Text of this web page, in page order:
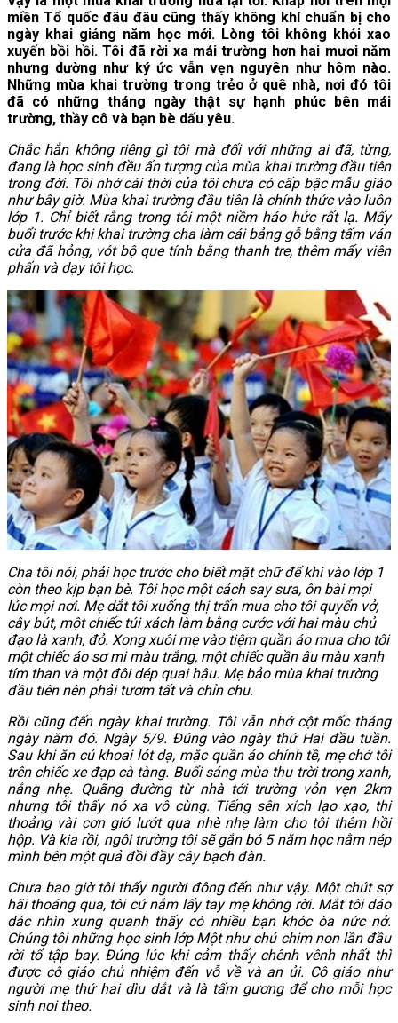
miền Tổ quốc đâu đâu cũng thấy không khí chuẩn bị cho
ngày khai giảng năm học mới. Lòng tôi không khỏi xao
xuyến bồi hồi. Tôi đã rời xa mái trường hơn hai mươi năm
nhưng dường như ký ức vẫn vẹn nguyên như hôm nào.
Những mùa khai trường trong trẻo ở quê nhà, nơi đó tôi
đã có những tháng ngày thật sự hạnh phúc bên mái
trường, thầy cô và bạn bè dấu yêu.
Chắc hẳn không riêng gì tôi mà đối với những ai đã, từng,
đang là học sinh đều ấn tượng của mùa khai trường đầu tiên
trong đời. Tôi nhớ cái thời của tôi chưa có cấp bậc mẫu giáo
như bây giờ. Mùa khai trường đầu tiên là chính thức vào luôn
lớp 1. Chỉ biết rằng trong tôi một niềm háo hức rất lạ. Mấy
buổi trước khi khai trường cha làm cái bảng gỗ bằng tấm ván
cửa đã hỏng, vót bộ que tính bằng thanh tre, thêm mấy viên
phấn và dạy tôi học.
Cha tôi nói, phải học trước cho biết mặt chữ để khi vào lớp 1
còn theo kịp bạn bè. Tôi học một cách say sưa, ôn bài mọi
lúc mọi nơi. Mẹ dắt tôi xuống thị trấn mua cho tôi quyển vở,
cây bút, một chiếc túi xách làm bằng cước với hai màu chủ
đạo là xanh, đỏ. Xong xuôi mẹ vào tiệm quần áo mua cho tôi
một chiếc áo sơ mi màu trắng, một chiếc quần âu màu xanh
tím than và một đôi dép quai hậu. Mẹ bảo mùa khai trường
đầu tiên nên phải tươm tất và chỉn chu.
Rồi cũng đến ngày khai trường. Tôi vẫn nhớ cột mốc tháng
ngày năm đó. Ngày 5/9. Đúng vào ngày thứ Hai đầu tuần.
Sau khi ăn củ khoai lót dạ, mặc quần áo chỉnh tề, mẹ chở tôi
trên chiếc xe đạp cà tàng. Buổi sáng mùa thu trời trong xanh,
nắng nhẹ. Quãng đường từ nhà tới trường vỏn vẹn 2km
nhưng tôi thấy nó xa vô cùng. Tiếng sên xích lạo xạo, thi
thoảng vài cơn gió lướt qua nhè nhẹ làm cho tôi thêm hồi
hộp. Và kia rồi, ngôi trường tôi sẽ gắn bó 5 năm học nằm nép
mình bên một quả đồi đầy cây bạch đàn.
Chưa bao giờ tôi thấy người đông đến như vậy. Một chút sợ
hãi thoáng qua, tôi cứ nắm lấy tay mẹ không rời. Mắt tôi dáo
dác nhìn xung quanh thấy có nhiều bạn khóc òa nức nở.
Chúng tôi những học sinh lớp Một như chú chim non lần đầu
rời tổ tập bay. Đúng lúc khi cảm thấy chênh vênh nhất thì
được cô giáo chủ nhiệm đến vỗ về và an ủi. Cô giáo như
người mẹ thứ hai dìu dắt và là tấm gương để cho mỗi học
sinh noi theo.